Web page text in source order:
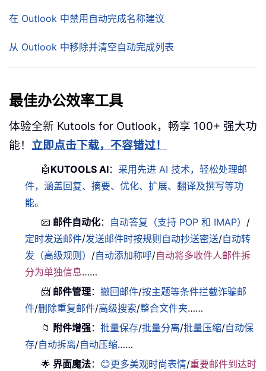
在 Outlook 中禁用自动完成名称建议
从 Outlook 中移除并清空自动完成列表
最佳办公效率工具
体验全新 Kutools for Outlook，畅享 100+ 强大功
能！ 立即点击下载，不容错过！
🤖 KUTOOLS AI： 采用先进 AI 技术，轻松处理邮
件，涵盖回复、摘要、优化、扩展、翻译及撰写等功
能。
📧 邮件自动化： 自动答复（支持 POP 和 IMAP） /
定时发送邮件/发送邮件时按规则自动抄送密送/自动转
发（高级规则） /自动添加称呼/自动将多收件人邮件拆
分为单独信息……
📨 邮件管理：撤回邮件/按主题等条件拦截诈骗邮
件/删除重复邮件/高级搜索/整合文件夹……
📁 附件增强：批量保存/批量分离/批量压缩/自动保
存/自动拆离/自动压缩……
🌟 界面魔法： 😊更多美观时尚表情/重要邮件到达时